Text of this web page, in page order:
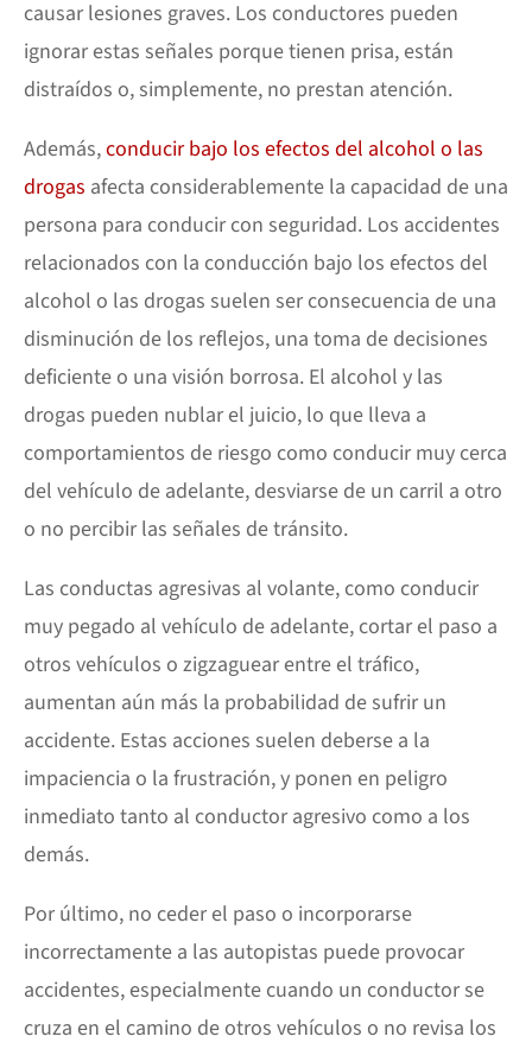
causar lesiones graves. Los conductores pueden
ignorar estas señales porque tienen prisa, están
distraídos o, simplemente, no prestan atención.
Además,conducir bajo los efectos del alcohol o las
drogas afecta considerablemente la capacidad de una
persona para conducir con seguridad. Los accidentes
relacionados con la conducción bajo los efectos del
alcohol o las drogas suelen ser consecuencia de una
disminución de los reflejos, una toma de decisiones
deficiente o una visión borrosa. El alcohol y las
drogas pueden nublar el juicio, lo que lleva a
comportamientos de riesgo como conducir muy cerca
del vehículo de adelante, desviarse de un carril a otro
o no percibir las señales de tránsito.
Las conductas agresivas al volante, como conducir
muy pegado al vehículo de adelante, cortar el paso a
otros vehículos o zigzaguear entre el tráfico,
aumentan aún más la probabilidad de sufrir un
accidente. Estas acciones suelen deberse a la
impaciencia o la frustración, y ponen en peligro
inmediato tanto al conductor agresivo como a los
demás.
Por último, no ceder el paso o incorporarse
incorrectamente a las autopistas puede provocar
accidentes, especialmente cuando un conductor se
cruza en el camino de otros vehículos o no revisa los